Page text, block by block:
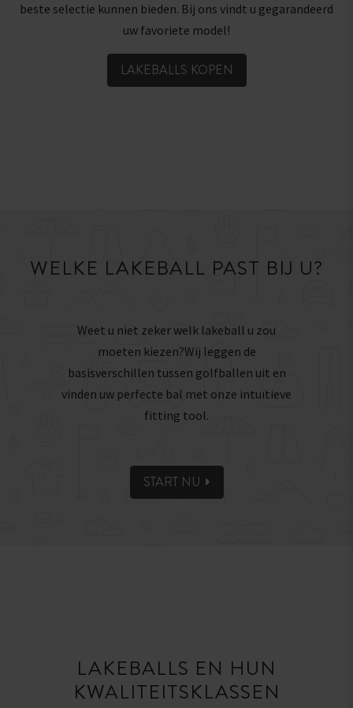
beste selectie kunnen bieden. Bij ons vindt u gegarandeerd
uw favoriete model!
LAKEBALLS KOPEN
WELKE LAKEBALL PAST BIJ U?
Weet u niet zeker welk lakeball u zou
moeten kiezen?Wij leggen de
basisverschillen tussen golfballen uit en
vinden uw perfecte bal met onze intuïtieve
fitting tool.
START NU
LAKEBALLS EN HUN
KWALITEITSKLASSEN